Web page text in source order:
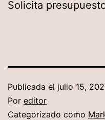
Solicita
Publicada el julio 15,
Por editor
Categorizado como